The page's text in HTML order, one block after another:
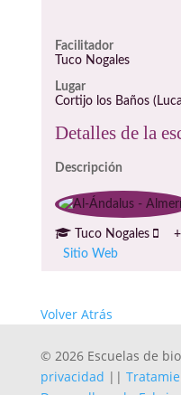
Facilitador
Tuco Nogales
Lugar
Cortijo los Baños
Detalles de la
Descripción
Tuco Nogales
Sitio Web
Volver Atrás
© 2026 Escuelas de
privacidad ||